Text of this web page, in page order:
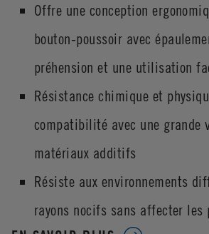
Offre une conception
bouton-poussoir avec
préhension et une utilisation
Résistance chimique et
compatibilité avec une grande
matériaux additifs
Résiste aux environnements
rayons nocifs sans affecter les